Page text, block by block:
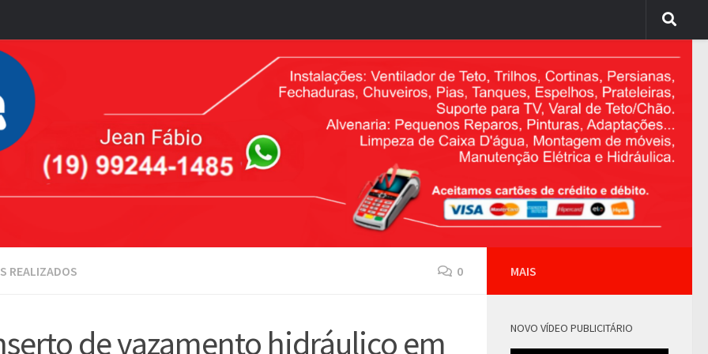
REALIZADOS 0
de vazamento hidráulico em
MAIS
NOVO VÍDEO PUBLICITÁRIO